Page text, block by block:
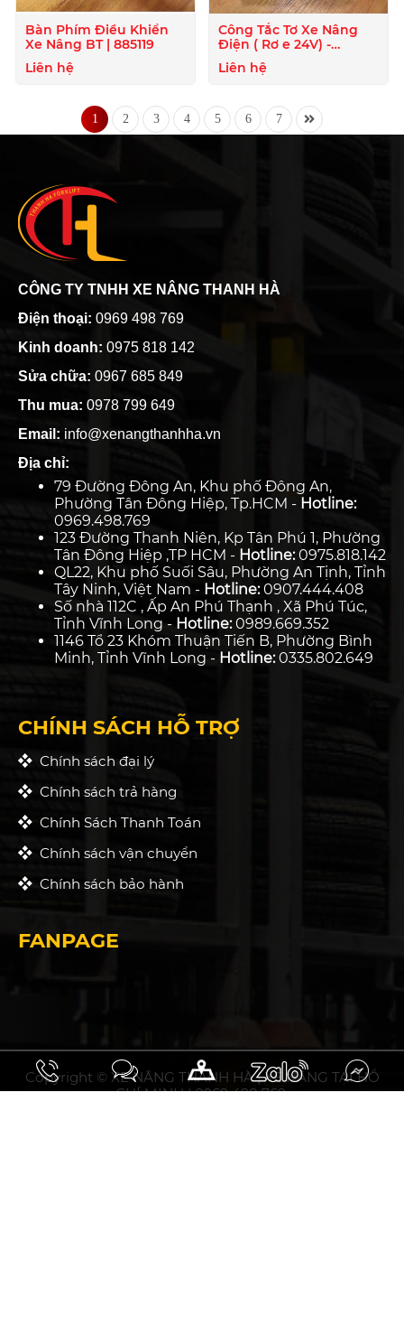
Bàn Phím Điều Khiển
Xe Nâng BT | 885119
Liên hệ
Công Tắc Tơ Xe Nâng
Điện ( Rơ e 24V) -
824020
Liên hệ
1 2 3 4 5 6 7
CÔNG TY TNHH XE NÂNG THANH HÀ
Điện thoại: 0969 498 769
Kinh doanh: 0975 818 142
Sửa chữa: 0967 685 849
Thu mua: 0978 799 649
Email: info@xenangthanhha.vn
Địa chỉ:
79 Đường Đông An, Khu phố Đông An,
Phường Tân Đông Hiệp, Tp.HCM - Hotline:
0969.498.769
123 Đường Thanh Niên, Kp Tân Phú 1, Phường
Tân Đông Hiệp ,TP HCM - Hotline:0975.818.142
QL22, Khu phố Suối Sâu, Phường An Tịnh, Tỉnh
Tây Ninh, Việt Nam - Hotline:0907.444.408
Số nhà 112C , Ấp An Phú Thạnh , Xã Phú Túc,
Tỉnh Vĩnh Long - Hotline:0989.669.352
1146 Tổ 23 Khóm Thuận Tiến B, Phường Bình
Minh, Tỉnh Vĩnh Long - Hotline:0335.802.649
CHÍNH SÁCH HỖ TRỢ
Chính sách đại lý
Chính sách trả hàng
Chính Sách Thanh Toán
Chính sách vận chuyển
Chính sách bảo hành
FANPAGE
Copyright © XE NÂNG THANH HÀ | XE NÂNG TẠI HỒ
CHÍ MINH | 0969 498 769.